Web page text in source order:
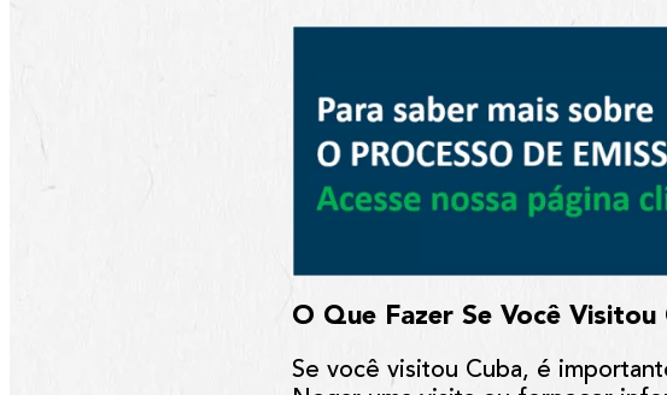
O Que Fazer Se Você Visitou
Se você visitou Cuba, é